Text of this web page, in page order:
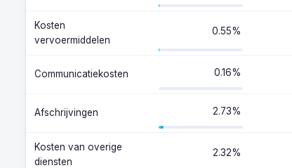
Kosten
vervoermiddelen
0.55%
Communicatiekosten 0.16%
Afschrijvingen 2.73%
Kosten van overige
diensten
2.32%